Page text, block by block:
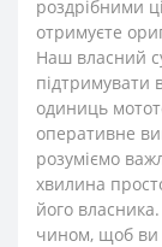
роздрібними
отримуєте
Наш власний
підтримувати
одиниць
оперативне
розуміємо
хвилина
його
чином, щоб ви